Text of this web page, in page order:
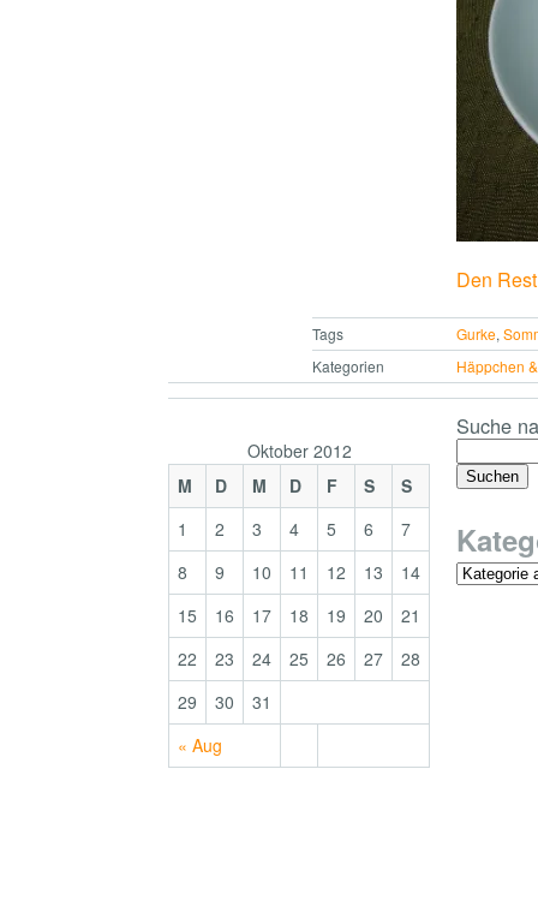
Den
Tags Gurke,
Kategorien
Häppchen
Oktober 2012
M
D M D F S S
« Aug
1 2 3 4 5 6
7
8
9 10 11 12 13
14
15
16 17 18 19 20
21
22
23 24 25 26 27
28
29
30 31
Suche